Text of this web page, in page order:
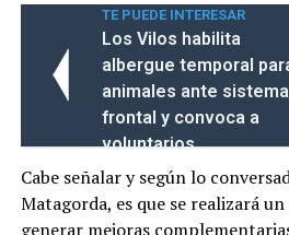
TE PUEDE INTERESAR
Los Vilos habilita
albergue temporal
animales ante sistema
frontal y convoca a
voluntarios
Cabe señalar y según lo
Matagorda, es que se realizará
generar mejoras